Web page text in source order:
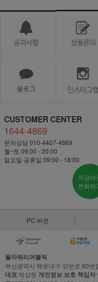
CUSTOMER CENTER
1644-4869
문자상담 010-4407-4869
월~토 09:00 - 20:00
일요일·공휴일 09:00 - 18:00
지금바
전화하
PC 버전
플라워리퍼블릭
부산광역시 해운대구 양운로 80번
대표 박상현 개인정보 보호 책임자